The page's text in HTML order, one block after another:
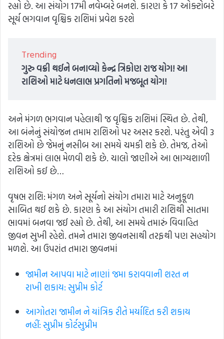
રહ્યો છે. આ સંયોગ 17મી નવેમ્બરે બનશે. કારણ કે 17 ઓક્ટોબરે
સૂર્ય ભગવાન વૃશ્ચિક રાશિમાં પ્રવેશ કરશે
Trending
ગુરુ વક્રી થઈને બનાવ્યો કેન્દ્ર ત્રિકોણ રાજ યોગ! આ
રાશિઓ માટે ધનલાભ પ્રગતિનો મજબૂત યોગ!
અને મંગળ ભગવાન પહેલાથી જ વૃશ્ચિક રાશિમાં સ્થિત છે. તેથી,
આ બંનેનું સંયોજન તમામ રાશિઓ પર અસર કરશે. પરંતુ એવી 3
રાશિઓ છે જેમનું નસીબ આ સમયે ચમકી શકે છે. તેમજ, તેઓ
દરેક ક્ષેત્રમાં લાભ મેળવી શકે છે. ચાલો જાણીએ આ ભાગ્યશાળી
રાશિઓ કઈ છે…
વૃષભ રાશિ: મંગળ અને સૂર્યનો સંયોગ તમારા માટે અનુકૂળ
સાબિત થઈ શકે છે. કારણ કે આ સંયોગ તમારી રાશિથી સાતમા
ભાવમાં બનવા જઈ રહ્યો છે. તેથી, આ સમયે તમારું વિવાહિત
જીવન સુખી રહેશે. તમને તમારા જીવનસાથી તરફથી પણ સહયોગ
મળશે. આ ઉપરાંત તમારા જીવનમાં
જામીન આપવા માટે નાણાં જમા કરાવવાની શરત ન
રાખી શકાય: સુપ્રીમ કોર્ટ
આગોતરા જામીન ને યાંત્રિક રીતે મર્યાદિત કરી શકાય
નહીં: સુપ્રીમ કોર્ટ​સુપ્રીમ